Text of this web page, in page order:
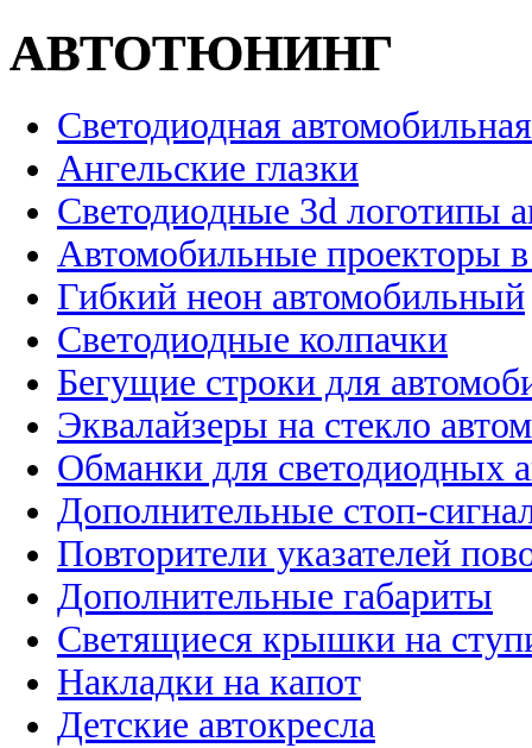
АВТОТЮНИНГ
Светодиодная
Ангельские глазки
Светодиодные 3d логотипы
Автомобильные проекторы
Гибкий неон автомобильный
Светодиодные колпачки
Бегущие строки для
Эквалайзеры на стекло
Обманки для светодиодных
Дополнительные стоп-
Повторители указателей
Дополнительные габариты
Светящиеся крышки на
Накладки на капот
Детские автокресла